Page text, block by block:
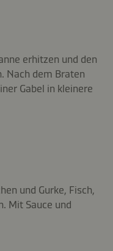
erhitzen und den
Nach dem Braten
Gabel in kleinere
und Gurke, Fisch,
Mit Sauce und